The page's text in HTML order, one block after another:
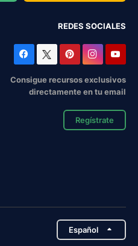
REDES SOCIALES
Consigue recursos exclusivos
directamente en tu email
Regístrate
Español